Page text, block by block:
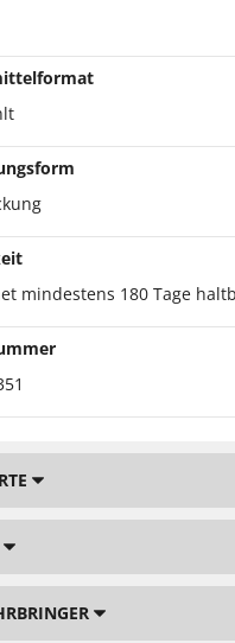
mindestens 180 Tage